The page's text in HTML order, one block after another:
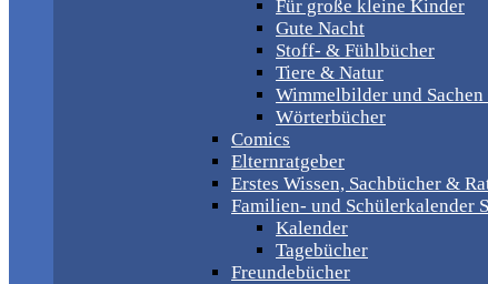
Für große kleine Kinder
Gute Nacht
Stoff- & Fühlbücher
Tiere & Natur
Wimmelbilder und Sachen
Wörterbücher
Comics
Elternratgeber
Erstes Wissen, Sachbücher &
Familien- und Schülerkalender
Kalender
Tagebücher
Freundebücher